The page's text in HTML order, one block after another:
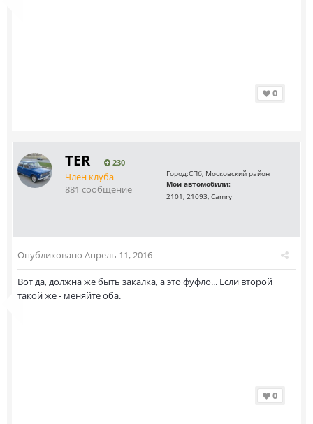
0
TER 230
Член клуба
881 сообщение
Город:СПб, Московский район
Мои автомобили:
2101, 21093, Camry
Опубликовано Апрель 11, 2016
Вот да, должна же быть закалка, а это фуфло... Если второй
такой же - меняйте оба.
0